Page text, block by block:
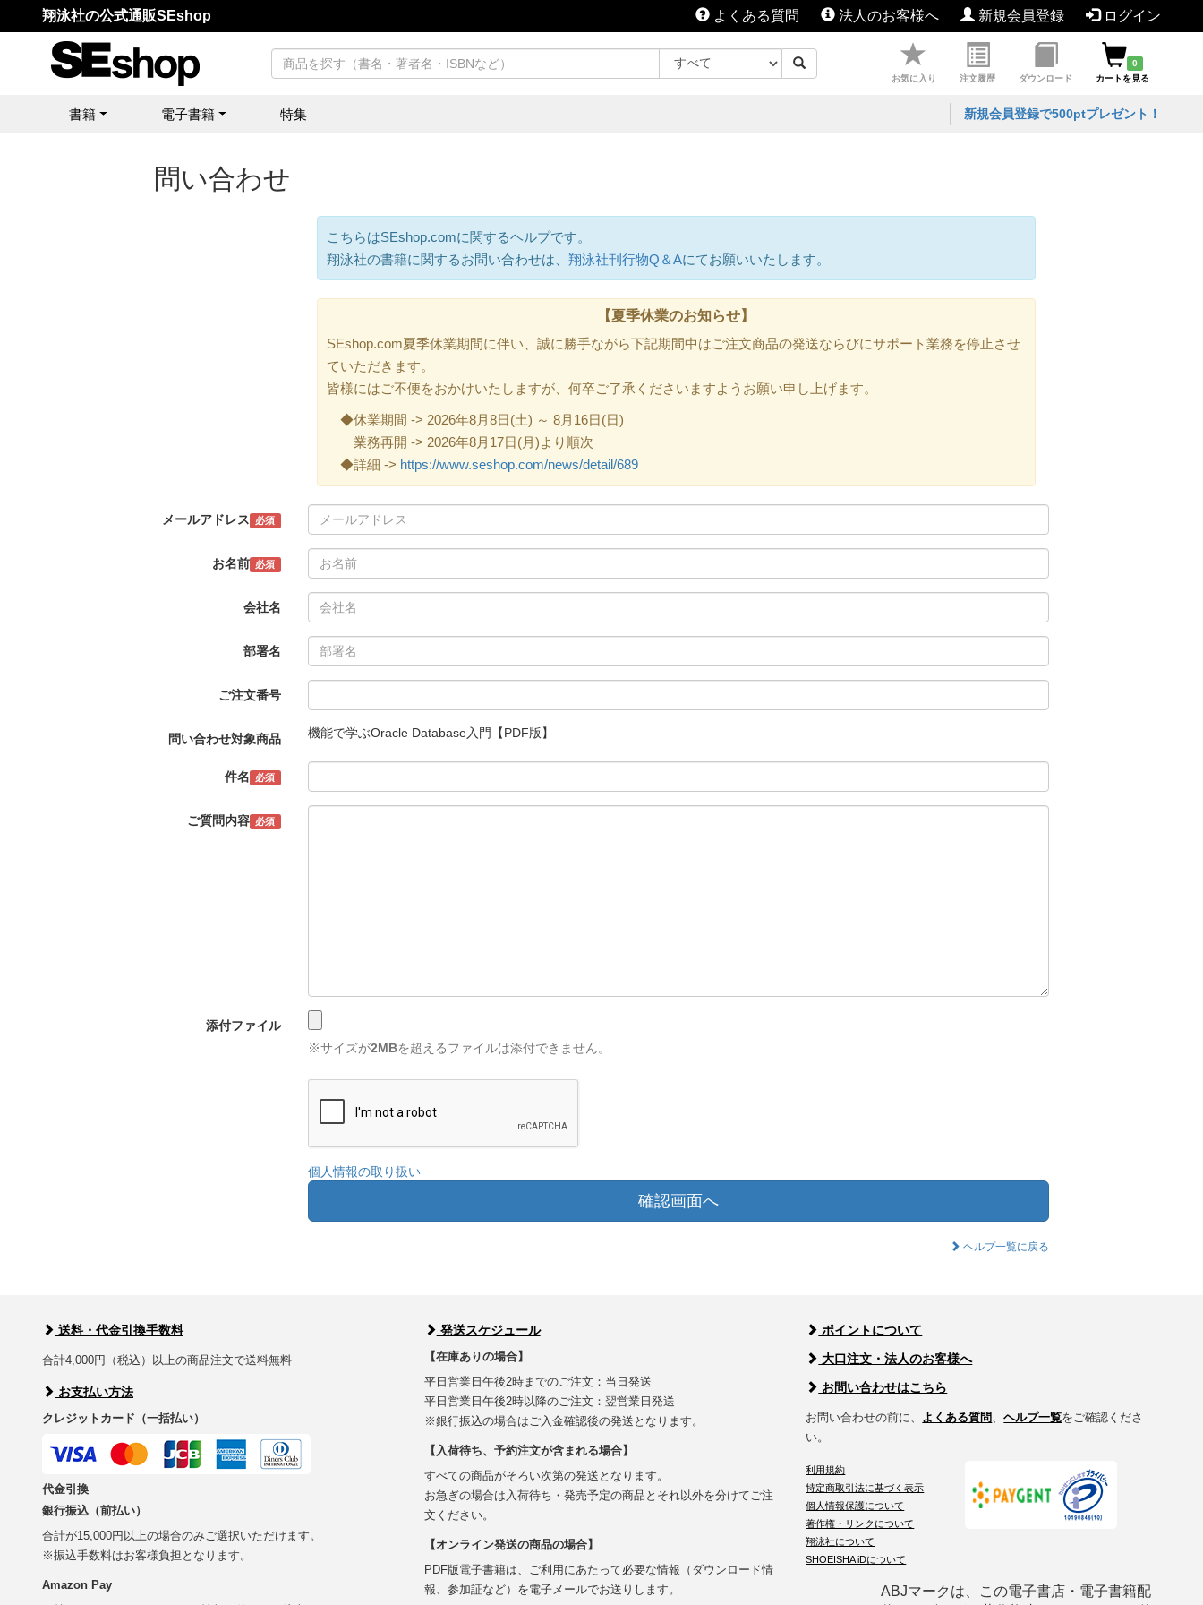
翔泳社の公式通販SEshop よくある質問 法人のお客様へ 新規会員登録 ログイン
お気に入り 注文履歴 ダウンロード
0
カートを見る
書籍 電子書籍 特集 新規会員登録で500ptプレゼント！
問い合わせ
こちらはSEshop.comに関するヘルプです。
翔泳社の書籍に関するお問い合わせは、 翔泳社刊行物Q＆Aにてお願いいたします。
【夏季休業のお知らせ】
SEshop.com夏季休業期間に伴い、誠に勝手ながら下記期間中はご注文商品の発送ならびにサポート業務を停止させ
ていただきます。
皆様にはご不便をおかけいたしますが、何卒ご了承くださいますようお願い申し上げます。
◆休業期間 -> 2026年8月8日(土) ～ 8月16日(日)
業務再開 -> 2026年8月17日(月)より順次
◆詳細 -> https://www.seshop.com/news/detail/689
メールアドレス 必須
お名前 必須
会社名
部署名
ご注文番号
問い合わせ対象商品 機能で学ぶOracle Database入門【PDF版】
件名 必須
ご質問内容 必須
添付ファイル
※サイズが2MBを超えるファイルは添付できません。
個人情報の取り扱い
確認画面へ
ヘルプ一覧に戻る
送料・代金引換手数料
合計4,000円（税込）以上の商品注文で送料無料
お支払い方法
クレジットカード（一括払い）
代金引換
銀行振込（前払い）
合計が15,000円以上の場合のみご選択いただけます。
※振込手数料はお客様負担となります。
Amazon Pay
発送スケジュール
【在庫ありの場合】
平日営業日午後2時までのご注文：当日発送
平日営業日午後2時以降のご注文：翌営業日発送
※銀行振込の場合はご入金確認後の発送となります。
【入荷待ち、予約注文が含まれる場合】
すべての商品がそろい次第の発送となります。
お急ぎの場合は入荷待ち・発売予定の商品とそれ以外を分けてご注
文ください。
【オンライン発送の商品の場合】
PDF版電子書籍は、ご利用にあたって必要な情報（ダウンロード情
報、参加証など）を電子メールでお送りします。
ポイントについて
大口注文・法人のお客様へ
お問い合わせはこちら
お問い合わせの前に、 よくある質問、ヘルプ一覧をご確認くださ
い。
利用規約
特定商取引法に基づく表示
個人情報保護について
著作権・リンクについて
翔泳社について
SHOEISHA iDについて
ABJマークは、この電子書店・電子書籍配